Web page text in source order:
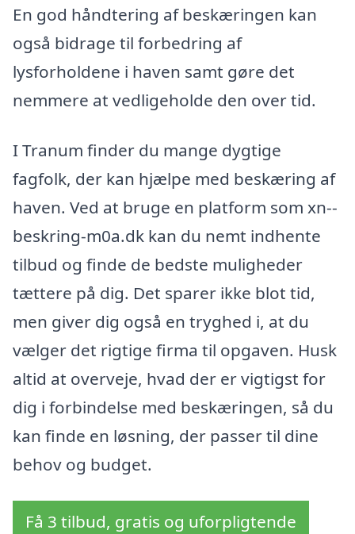
En god håndtering af beskæringen kan
også bidrage til forbedring af
lysforholdene i haven samt gøre det
nemmere at vedligeholde den over tid.
I Tranum finder du mange dygtige
fagfolk, der kan hjælpe med beskæring af
haven. Ved at bruge en platform som xn--
beskring-m0a.dk kan du nemt indhente
tilbud og finde de bedste muligheder
tættere på dig. Det sparer ikke blot tid,
men giver dig også en tryghed i, at du
vælger det rigtige firma til opgaven. Husk
altid at overveje, hvad der er vigtigst for
dig i forbindelse med beskæringen, så du
kan finde en løsning, der passer til dine
behov og budget.
Få 3 tilbud, gratis og uforpligtende